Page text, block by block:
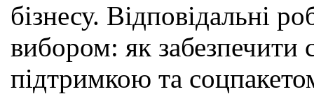
бізнесу. Відповідальні
вибором: як забезпечити
підтримкою та